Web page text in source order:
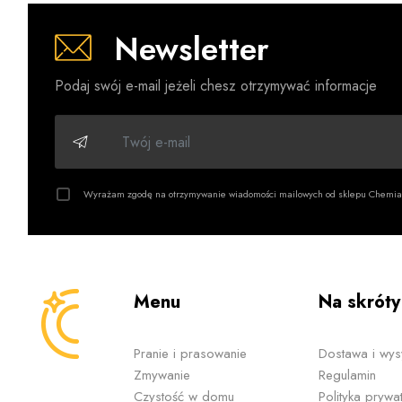
Marka
Oh!
Produkty
receptur
Newsletter
Podaj swój e-mail jeżeli chesz otrzymywać informacje
Wyrażam zgodę na otrzymywanie wiadomości mailowych od sklepu
Menu
Pranie i prasowanie
Zmywanie
Czystość w domu
Na skróty
Dostawa i
Regulamin
Polityka